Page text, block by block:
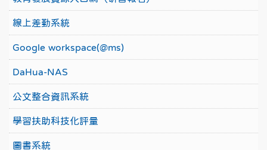
線上差勤系統
Google workspace(@ms)
DaHua-NAS
公文整合資訊系統
學習扶助科技化評量
圖書系統